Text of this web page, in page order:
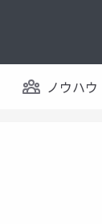
ノウハウ